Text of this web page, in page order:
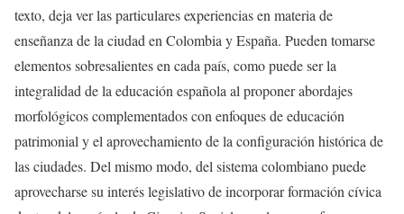
texto, deja ver las particulares experiencias en materia de
enseñanza de la ciudad en Colombia y España. Pueden tomarse
elementos sobresalientes en cada país, como puede ser la
integralidad de la educación española al proponer abordajes
morfológicos complementados con enfoques de educación
patrimonial y el aprovechamiento de la configuración histórica de
las ciudades. Del mismo modo, del sistema colombiano puede
aprovecharse su interés legislativo de incorporar formación cívica